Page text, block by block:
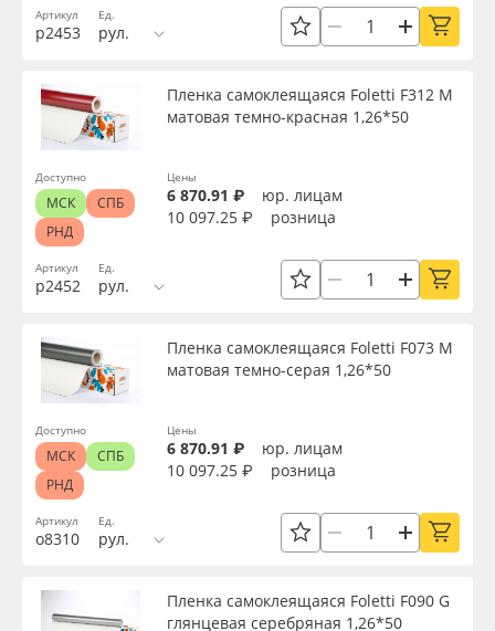
Артикул
р2453
Ед.
рул.
Артикул
р2452
Пленка самоклеящаяся Foletti F312 M
матовая темно-красная 1,26*50
Ед.
рул.
Цены
6 870.91 ₽
юр. лицам
10 097.25 ₽
розница
Доступно
МСК
СПБ
РНД
Артикул
о8310
Пленка самоклеящаяся Foletti F073 M
матовая темно-серая 1,26*50
Ед.
рул.
Цены
6 870.91 ₽
юр. лицам
10 097.25 ₽
розница
Доступно
МСК
СПБ
РНД
Пленка самоклеящаяся Foletti F090 G
глянцевая серебряная 1,26*50